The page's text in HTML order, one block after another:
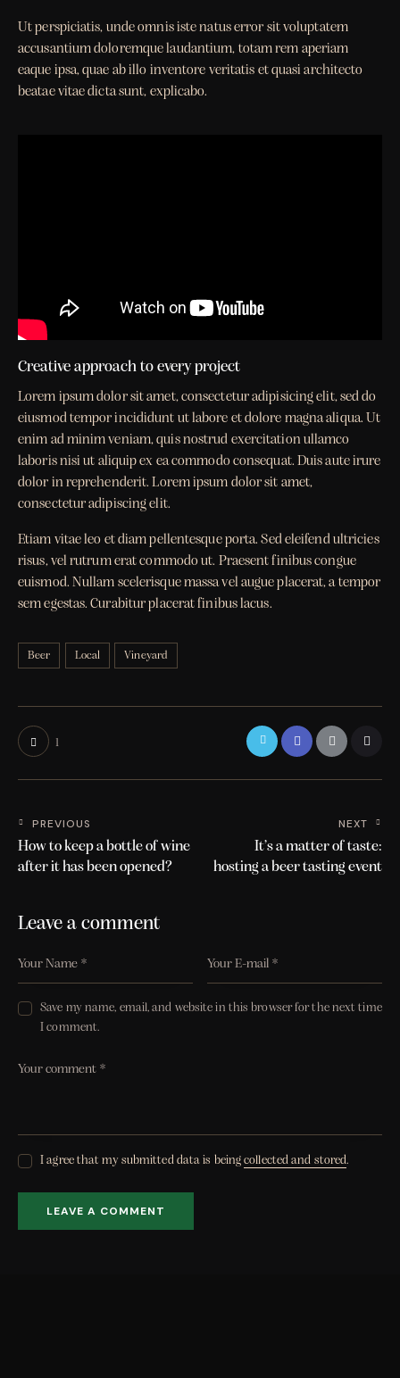
Ut perspiciatis, unde omnis iste natus error sit voluptatem
accusantium doloremque laudantium, totam rem aperiam
eaque ipsa, quae ab illo inventore veritatis et quasi architecto
beatae vitae dicta sunt, explicabo.
Creative approach to every project
Lorem ipsum dolor sit amet, consectetur adipisicing elit, sed do
eiusmod tempor incididunt ut labore et dolore magna aliqua. Ut
enim ad minim veniam, quis nostrud exercitation ullamco
laboris nisi ut aliquip ex ea commodo consequat. Duis aute irure
dolor in reprehenderit. Lorem ipsum dolor sit amet,
consectetur adipiscing elit.
Etiam vitae leo et diam pellentesque porta. Sed eleifend ultricies
risus, vel rutrum erat commodo ut. Praesent finibus congue
euismod. Nullam scelerisque massa vel augue placerat, a tempor
sem egestas. Curabitur placerat finibus lacus.
Beer Local Vineyard
1
PREVIOUS
How to keep a bottle of wine
after it has been opened?
NEXT
It’s a matter of taste:
hosting a beer tasting event
Leave a comment
Save my name, email, and website in this browser for the next time
I comment.
I agree that my submitted data is beingcollected and stored.